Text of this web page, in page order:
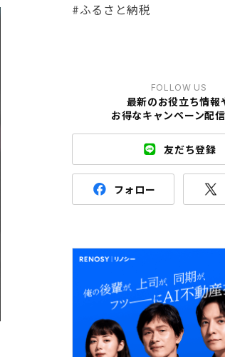
#ふるさと納税
FOLLOW US
最新のお役立ち情報
お得なキャンペーン配信
友だち登録
フォロー